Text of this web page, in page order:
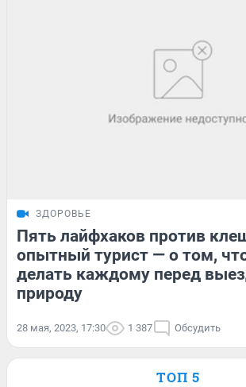
ЗДОРОВЬЕ
Пять лайфхаков против
опытный турист — о том,
делать каждому перед
природу
28 мая, 2023, 17:30 1 387 Обсудить
ТОП 5